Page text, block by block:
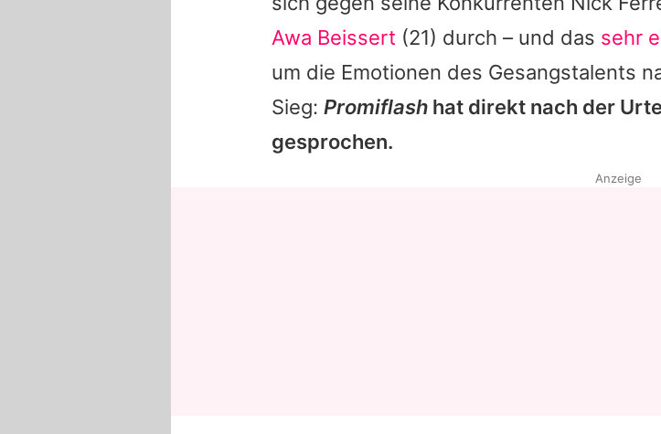
Awa Beissert (21) durch – und das sehr
um die Emotionen des Gesangstalents
Sieg: Promiflash hat direkt nach der
gesprochen.
Anzeige